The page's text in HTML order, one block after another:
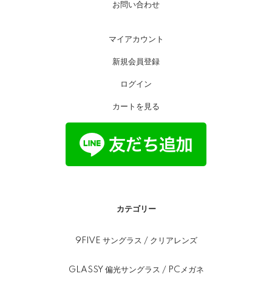
お問い合わせ
マイアカウント
新規会員登録
ログイン
カートを見る
カテゴリー
9FIVE サングラス / クリアレンズ
GLASSY 偏光サングラス / PCメガネ